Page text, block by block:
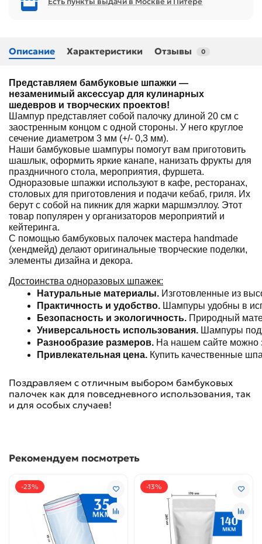
Описание Характеристики Отзывы 0
Представляем бамбуковые шпажки —
незаменимый аксессуар для кулинарных
шедевров и творческих проектов!
Шампур представляет собой палочку длиной 20 см с
заостренным концом с одной стороны. У него круглое
сечение диаметром 3 мм (+/- 0,3 мм).
Наши бамбуковые шампуры помогут вам приготовить
шашлык, оформить яркие канапе, нанизать фрукты для
праздничного стола, мероприятия, фуршета.
Одноразовые шпажки используют в кафе, ресторанах,
столовых для приготовления и подачи кебаб, гриля. Их
берут с собой на пикник для жарки маршмэллоу. Этот
товар популярен у организаторов мероприятий и
кейтеринга.
С помощью бамбуковых палочек мастера handmade
(хендмейд) делают оригинальные творческие поделки,
элементы дизайна и декора.
Достоинства одноразовых шпажек:
Натуральные материалы. Изготовленные из
Практичность и удобство. Шампуры удобны в
Безопасность и экологичность. Природный
Универсальность использования. Шампуры
Разнообразие размеров. На нашем сайте можно
Привлекательная цена.
Поздравляем с отличным выбором бамбуковых
палочек как для повседневного использования, так
и для особых случаев!
Рекомендуем посмотреть
-23% -13%